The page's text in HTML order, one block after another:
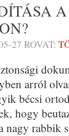
27 ROVAT:
arról
bécsi
hogy
nagy rabbik